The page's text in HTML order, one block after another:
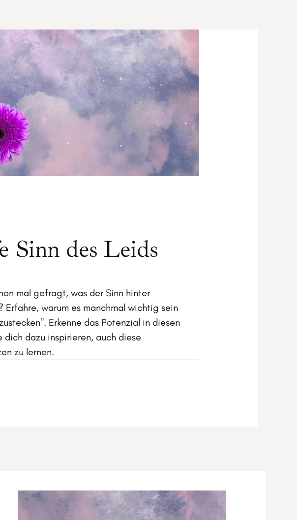
Sinn des Leids
mal gefragt, was der Sinn hinter
Erfahre, warum es manchmal wichtig sein
Erkenne das Potenzial in diesen
dich dazu inspirieren, auch diese
zu lernen.